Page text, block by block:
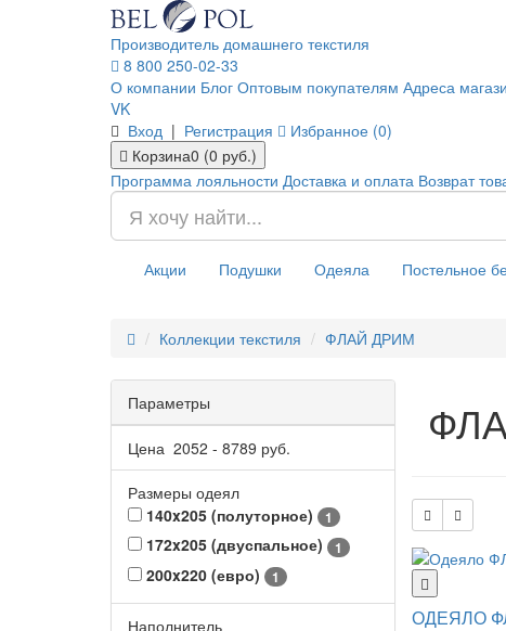
Производитель домашнего текстиля
8 800 250-02-33
О компании Блог Оптовым покупателям Адреса
VK
Вход | Регистрация
Избранное (0)
Корзина0 (0 руб.)
Программа лояльности Доставка и оплата Возврат
Акции Подушки Одеяла Постельное
Коллекции текстиля ФЛАЙ ДРИМ
Параметры
Цена 2052 - 8789 руб.
Размеры одеял
140x205 (полуторное)
1
172x205 (двуспальное) 1
200x220 (евро) 1
Наполнитель
ОДЕЯЛО